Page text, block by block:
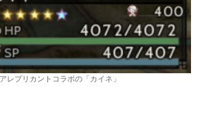
レプリカントコラボの「カイネ」